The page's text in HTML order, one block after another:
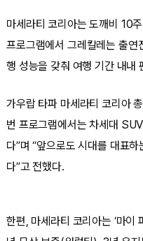
마세라티 코리아는 도깨비 10
프로그램에서 그레칼레는 출연
행 성능을 갖춰 여행 기간 내내
가우랍 타파 마세라티 코리아
번 프로그램에서는 차세대
다”며 “앞으로도 시대를 대표
다”고 전했다.
한편, 마세라티 코리아는 ‘마